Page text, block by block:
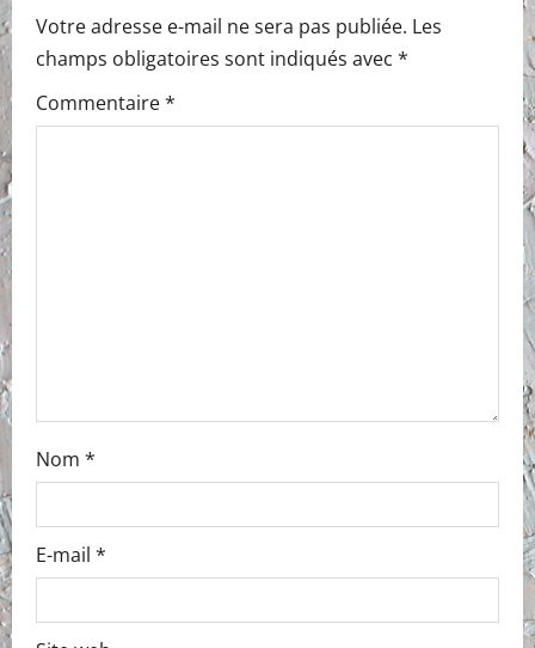
Votre adresse e-mail ne sera pas publiée. Les
champs obligatoires sont indiqués avec *
Commentaire*
Nom *
E-mail *